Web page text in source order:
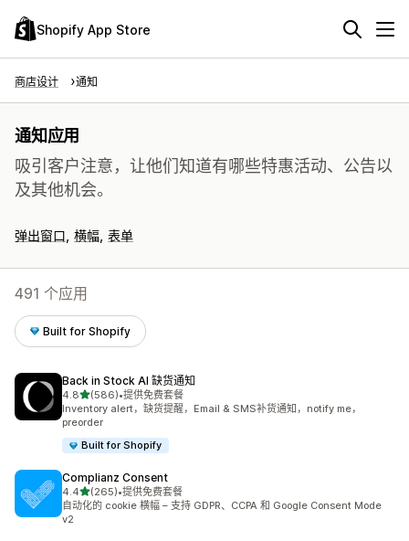
Shopify App Store
商店设计 通知
通知应用
吸引客户注意，让他们知道有哪些特惠活动、公告以
及其他机会。
弹出窗口 横幅 表单
491 个应用
Built for Shopify
Back in Stock AI 缺货通知
4.8星（满分 5 星）
(586)
总共 586 条评论
•提供免费套餐
Inventory alert，缺货提醒，Email & SMS补货通知，notify me，
preorder
Built for Shopify
Complianz Consent
4.4星（满分 5 星）
(265)
总共 265 条评论
•提供免费套餐
自动化的 cookie 横幅 – 支持 GDPR、CCPA 和 Google Consent Mode
v2